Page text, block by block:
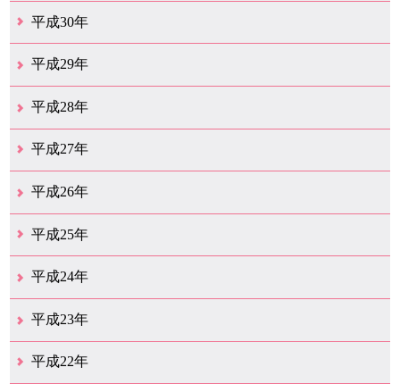
12月（19）
11月（21）
10月（36）
9月（25）
8月（16）
7月（16）
6月（13）
5月（10）
4月（38）
3月（15）
2月（10）
1月（8）
平成30年
12月（14）
11月（13）
10月（18）
9月（17）
8月（19）
7月（66）
6月（19）
5月（16）
4月（29）
3月（41）
2月（16）
1月（15）
平成29年
12月（22）
11月（11）
10月（22）
9月（31）
8月（20）
7月（29）
6月（6）
5月（13）
4月（10）
3月（10）
2月（5）
1月（6）
平成28年
12月（15）
11月（12）
10月（12）
9月（21）
8月（11）
7月（18）
6月（16）
5月（27）
4月（49）
3月（37）
2月（12）
1月（9）
平成27年
12月（23）
11月（12）
10月（11）
9月（15）
8月（4）
7月（11）
6月（20）
5月（14）
4月（26）
3月（29）
2月（17）
1月（9）
平成26年
12月（11）
11月（11）
10月（9）
9月（11）
8月（12）
7月（9）
6月（12）
5月（5）
4月（13）
3月（12）
2月（8）
1月（9）
平成25年
12月（12）
11月（6）
10月（7）
9月（10）
8月（6）
7月（9）
6月（7）
5月（8）
4月（7）
3月（12）
2月（17）
1月（7）
平成24年
12月（8）
11月（5）
10月（7）
9月（10）
8月（5）
7月（7）
6月（9）
5月（7）
4月（6）
3月（12）
2月（2）
1月（4）
平成23年
12月（6）
11月（6）
10月（14）
9月（5）
8月（8）
7月（7）
6月（9）
5月（10）
4月（12）
3月（3）
2月（2）
平成22年